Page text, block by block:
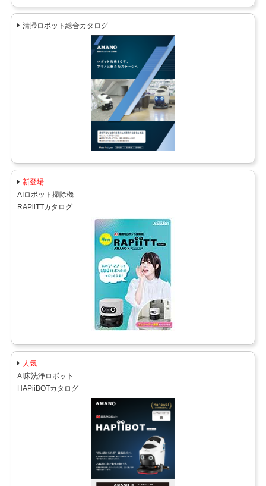
清掃ロボット総合カタログ
新登場
AIロボット掃除機
RAPiiTTカタログ
人気
AI床洗浄ロボット
HAPiiBOTカタログ